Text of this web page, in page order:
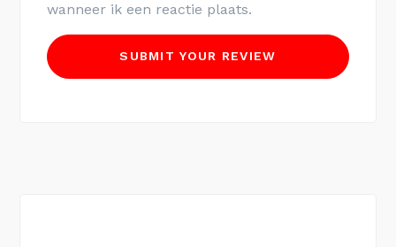
wanneer ik een reactie plaats.